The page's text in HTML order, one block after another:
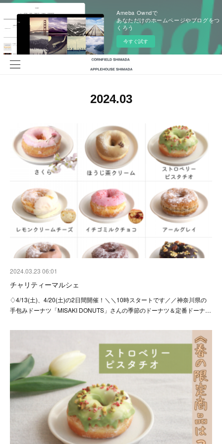
Ameba Owndで
あなただけのホームページやブログをつ
くろう
今すぐ試す
2024.03
2024.03.23 06:01
チャリティーマルシェ
♢4/13(土)、4/20(土)の2日間開催！＼＼10時スタートです／／神奈川県の
手包みドーナツ「MISAKI DONUTS」さんの季節のドーナツ＆定番ドーナ…